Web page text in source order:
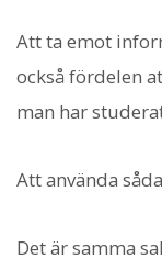
Att ta emot
också fördelen
man har
Att använda
Det är samma